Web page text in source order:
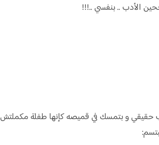
الأدب .. بنفسي ..!!!
حقيقي و بتمسك في قميصه كإنها طفلة مكملتش